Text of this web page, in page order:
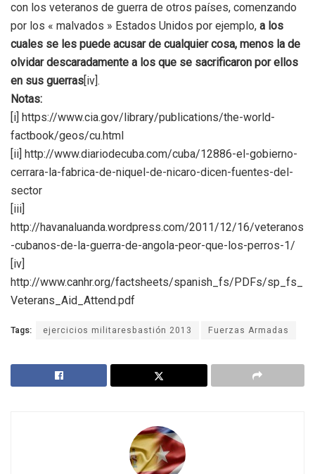
con los veteranos de guerra de otros países, comenzando
por los « malvados » Estados Unidos por ejemplo, a los
cuales se les puede acusar de cualquier cosa, menos la de
olvidar descaradamente a los que se sacrificaron por ellos
en sus guerras[iv].
Notas:
[i] https://www.cia.gov/library/publications/the-world-
factbook/geos/cu.html
[ii] http://www.diariodecuba.com/cuba/12886-el-gobierno-
cerrara-la-fabrica-de-niquel-de-nicaro-dicen-fuentes-del-
sector
[iii]
http://havanaluanda.wordpress.com/2011/12/16/veteranos
-cubanos-de-la-guerra-de-angola-peor-que-los-perros-1/
[iv]
http://www.canhr.org/factsheets/spanish_fs/PDFs/sp_fs_
Veterans_Aid_Attend.pdf
Tags: ejercicios militaresbastión 2013 Fuerzas Armadas